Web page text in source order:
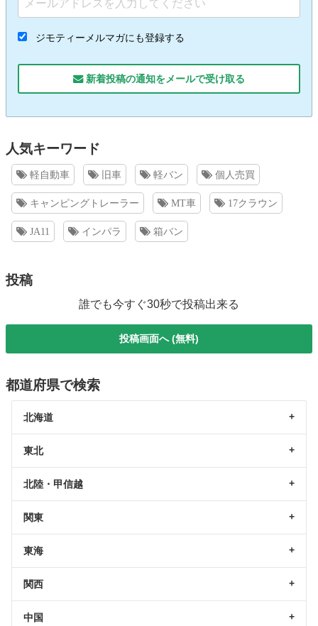
ジモティーメルマガにも登録する
新着投稿の通知をメールで受け取る
人気キーワード
軽自動車 旧車 軽バン 個人売買
キャンピングトレーラー MT車 17クラウン
JA11 インパラ 箱バン
投稿
誰でも今すぐ30秒で投稿出来る
投稿画面へ (無料)
都道府県で検索
北海道
東北
北陸・甲信越
関東
東海
関西
中国